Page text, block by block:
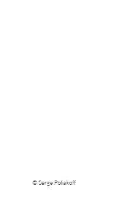
© Serge Poliakoff